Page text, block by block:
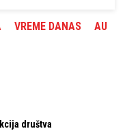
VREME DANAS
društva